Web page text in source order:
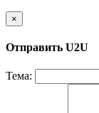
×
Отправить U2U
Тема: